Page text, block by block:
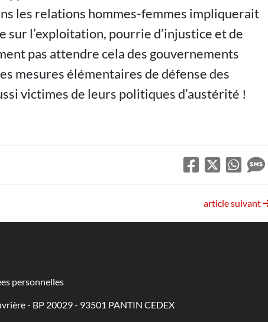
les relations hommes-femmes impliquerait
sur l’exploitation, pourrie d’injustice et de
pas attendre cela des gouvernements
mesures élémentaires de défense des
victimes de leurs politiques d’austérité !
article suivant
personnelles
- BP 20029 - 93501 PANTIN CEDEX